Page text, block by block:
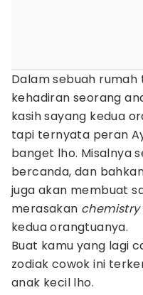
Dalam sebuah
kehadiran seorang
kasih sayang kedua
tapi ternyata peran
banget lho. Misalnya
bercanda, dan
juga akan membuat
merasakan chemistry
kedua orangtuanya.
Buat kamu yang lagi
zodiak cowok ini
anak kecil lho.